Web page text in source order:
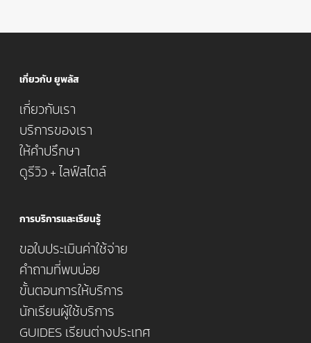
เกี่ยวกับ ยูพลัส
เกี่ยวกับเรา
บริการของเรา
ให้คำปรึกษา
ดูรีวิว + ไลฟ์สไตล์
การบริการและเรียนรู้
ขอใบประเมินค่าใช้จ่าย
คำถามที่พบบ่อย
ขั้นตอนการให้บริการ
นักเรียนผู้ใช้บริการ
GUIDES เรียนต่างประเทศ